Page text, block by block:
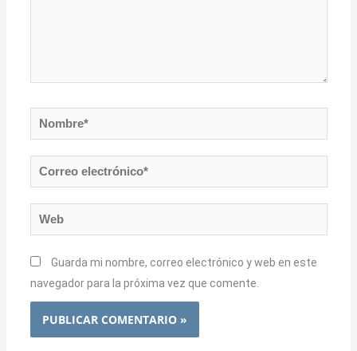
Nombre*
Correo
electrónico*
Web
Guarda mi nombre, correo electrónico y web en este
navegador para la próxima vez que comente.